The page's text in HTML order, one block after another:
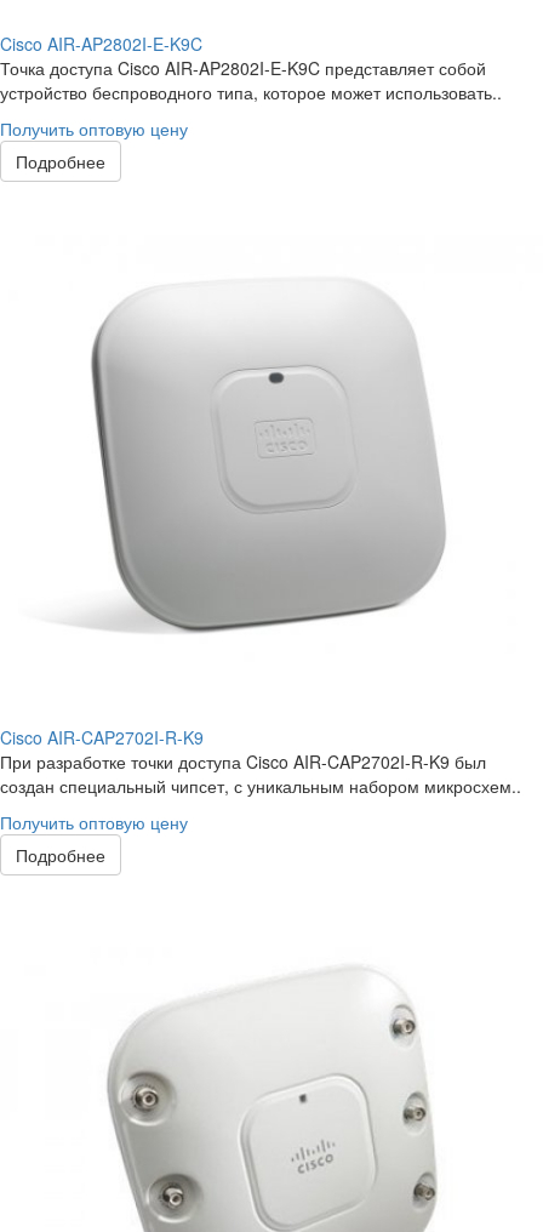
Cisco AIR-AP2802I-E-K9C
Точка доступа Cisco AIR-AP2802I-E-K9C представляет собой
устройство беспроводного типа, которое может использовать..
Получить оптовую цену
Подробнее
Cisco AIR-CAP2702I-R-K9
При разработке точки доступа Cisco AIR-CAP2702I-R-K9 был
создан специальный чипсет, с уникальным набором микросхем..
Получить оптовую цену
Подробнее